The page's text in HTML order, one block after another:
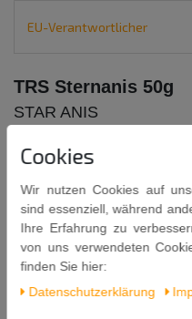
EU-Verantwortlicher
TRS Sternanis 50g
STAR ANIS
Inhalt: 50g
Cookies
Wir nutzen Cookies auf
sind essenziell, während
Ihre Erfahrung zu
von uns verwendeten
finden Sie hier:
Daten­schutz­erklärung